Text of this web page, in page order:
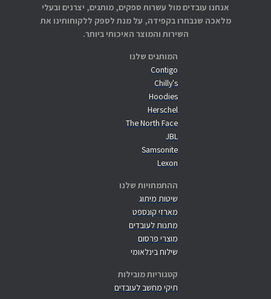
המותגים שלנו
Contigo
Chilly's
Hoodies
Herschel
The North Face
JBL
Samsonite
Lexon
ההתמחויות שלנו
שיטות מיתוג
מארזי קונספט
מתנות לעובדים
מוצרי פרסום
שילוח בינלאומי
קטגוריות מובילות
תיקי מחשב לעובדים
אנחנו עובדים מול עשרות ספקים, מותגים, יצרנים ובעלי
מלאכה שנבחרו בקפידה, על מנת לספק ללקוחותינו את
השירות והמוצר האיכותי ביותר.